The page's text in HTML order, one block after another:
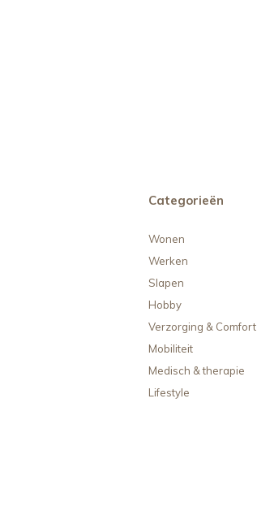
Categorieën
Wonen
Werken
Slapen
Hobby
Verzorging & Comfort
Mobiliteit
Medisch & therapie
Lifestyle